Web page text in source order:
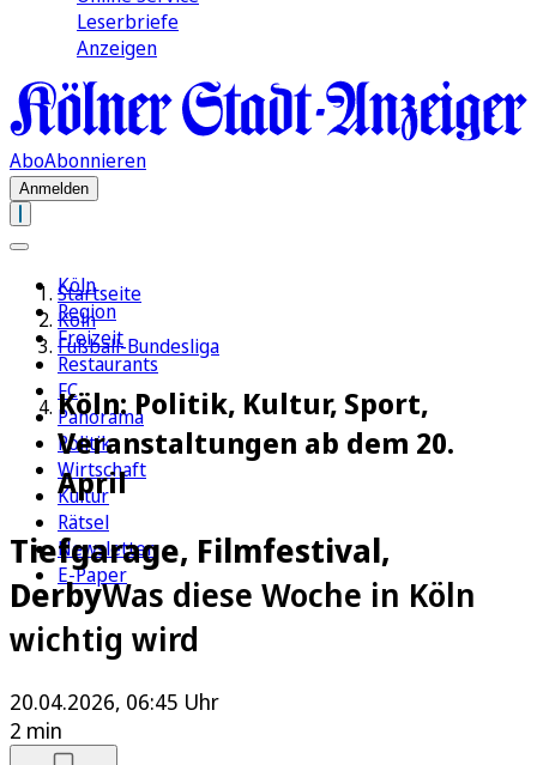
Leserbriefe
Anzeigen
AboAbonnieren
Anmelden
Köln
Region
Freizeit
Restaurants
FC
Panorama
Politik
Wirtschaft
Kultur
Rätsel
Newsletter
E-Paper
Startseite
Köln
Fußball-Bundesliga
Köln: Politik, Kultur, Sport,
Veranstaltungen ab dem 20.
April
Tiefgarage, Filmfestival,
DerbyWas diese Woche in Köln
wichtig wird
20.04.2026, 06:45 Uhr
2 min